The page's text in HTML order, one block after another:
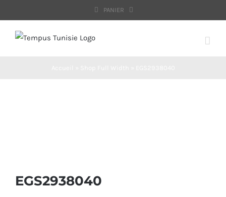
au
contenu
PANIER
EGS2938040